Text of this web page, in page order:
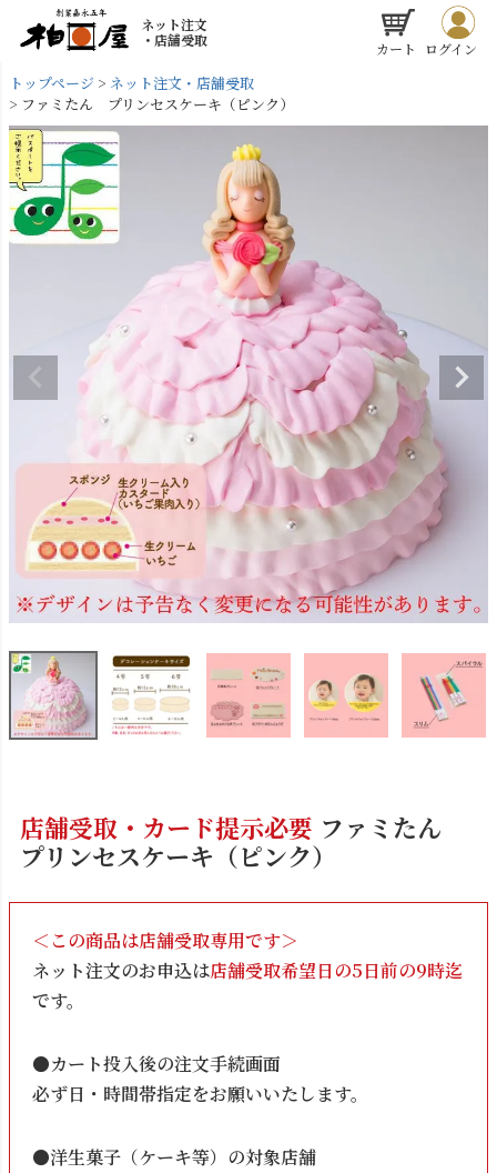
ネット注文
・店舗受取
カート ログイン
トップページ
ネット注文・店舗受取
ファミたん プリンセスケーキ（ピンク）
店舗受取・カード提示必要 ファミたん
プリンセスケーキ（ピンク）
＜この商品は店舗受取専用です＞
ネット注文のお申込は店舗受取希望日の5日前の9時迄
です。
●カート投入後の注文手続画面
必ず日・時間帯指定をお願いいたします。
●洋生菓子（ケーキ等）の対象店舗